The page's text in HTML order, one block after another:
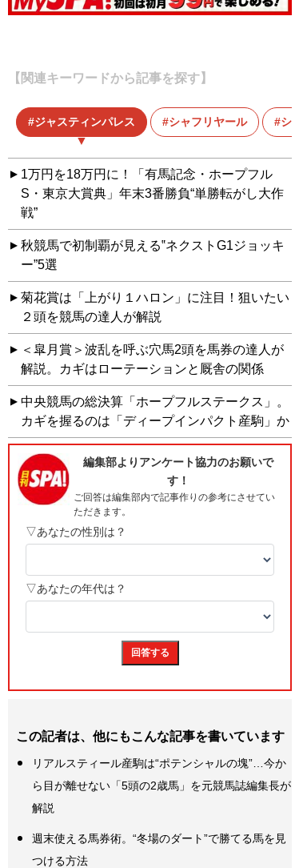
【関連キーワードから記事を探す】
ジャスティンパレス シャフリヤール シ
1万円を18万円に！「有馬記念・ホープフル
S・東京大賞典」年末3番勝負“単勝転がし大作
戦”
秋競馬で初制覇が見える‟ネクストG1ジョッキ
ー”5選
菊花賞は「上がり１ハロン」に注目！狙いたい
２頭を競馬の達人が解説
＜皐月賞＞波乱を呼ぶ穴馬2頭を馬券の達人が
解説。カギはローテーションと厩舎の関係
中央競馬の総決算「ホープフルステークス」。
カギを握るのは「ディープインパクト産駒」か
この記者は、他にもこんな記事を書いています
リアルスティール産駒は“ポテンシャルの塊”…今か
ら目が離せない「5頭の2歳馬」を元競馬誌編集長が
解説
週末使える馬券術。“冬場のダート”で勝てる馬を見
つける方法